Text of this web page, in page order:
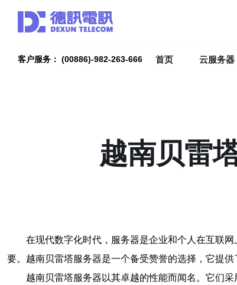
客户服务： (00886)-982-263-666 首页 云服务器
越南贝雷
在现代数字化时代，服务器是企业和个人在互联
要。越南贝雷塔服务器是一个备受赞誉的选择，它提供
越南贝雷塔服务器以其卓越的性能而闻名。它们